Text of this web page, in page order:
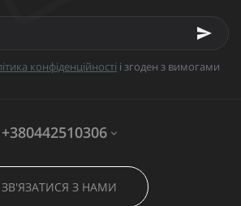
конфіденційності і згоден з вимогами
+380442510306
ЗВ'ЯЗАТИСЯ З НАМИ